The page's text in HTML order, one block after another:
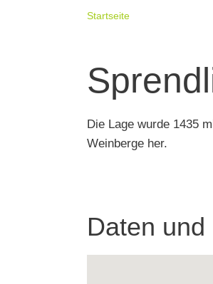
Startseite
Die Lage wurde 1435
Weinberge her.
Daten und